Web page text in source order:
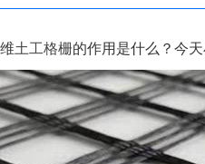
土工格栅的作用是什么？今